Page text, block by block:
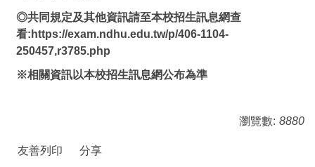
◎共同規定及其他資訊請至本校招生訊息網查
看: https://exam.ndhu.edu.tw/p/406-1104-
250457,r3785.php
※相關資訊以本校招生訊息網公布為準
瀏覽數: 8880
友善列印 分享